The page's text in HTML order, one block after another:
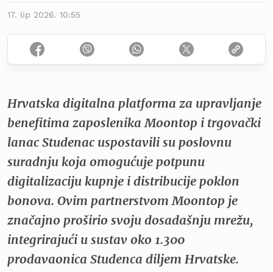
17. lip 2026. 10:55
Hrvatska digitalna platforma za upravljanje
benefitima zaposlenika Moontop i trgovački
lanac Studenac uspostavili su poslovnu
suradnju koja omogućuje potpunu
digitalizaciju kupnje i distribucije poklon
bonova. Ovim partnerstvom Moontop je
značajno proširio svoju dosadašnju mrežu,
integrirajući u sustav oko 1.300
prodavaonica Studenca diljem Hrvatske.